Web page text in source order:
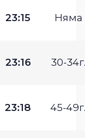
23:15 Няма
23:16 30-34г.
23:18 45-49г.